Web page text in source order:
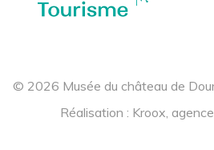
© 2026 Musée du château de
Réalisation : Kroox,